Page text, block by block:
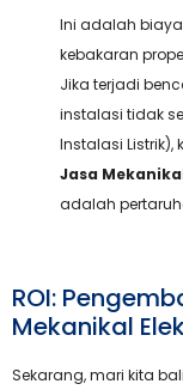
Ini adalah biaya
kebakaran
Jika terjadi
instalasi tidak
Instalasi
Jasa
adalah
ROI:
Mekanikal
Sekarang, mari kita